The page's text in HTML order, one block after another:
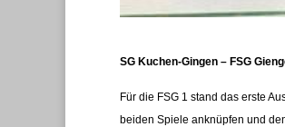
SG Kuchen-Gingen – FSG
Für die FSG 1 stand das erste
beiden Spiele anknüpfen und